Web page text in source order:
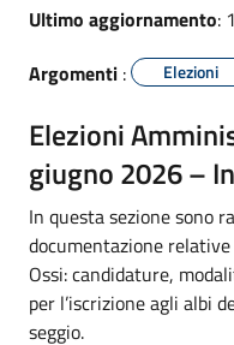
Ultimo aggiornamento:
Argomenti : Elezioni
Elezioni
giugno 2026 –
In questa sezione sono
documentazione
Ossi: candidature,
per l’iscrizione agli albi
seggio.